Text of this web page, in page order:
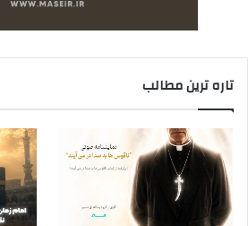
تاره ترین مطالب